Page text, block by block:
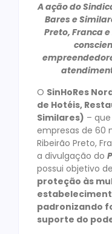
A ação do
Bares e
Preto, Franca
O SinHoRes
de Hotéis,
Similares) –
empresas de 60
Ribeirão Preto,
a divulgação do
possui objetivo
proteção às
padronizando
suporte do